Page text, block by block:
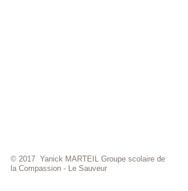
© 2017 Yanick MARTEIL Groupe scolaire de
la Compassion - Le Sauveur